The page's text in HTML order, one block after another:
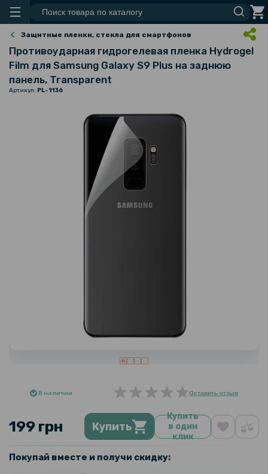
Защитные пленки, стекла для смартфонов
Противоударная гидрогелевая пленка Hydrogel
Film для Samsung Galaxy S9 Plus на заднюю
панель, Transparent
Артикул: PL-1136
В наличии Оставить отзыв
199 грн Купить
Купить
в один
клик
Покупай вместе и получи скидку: